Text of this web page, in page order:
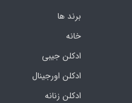
برند ها
خانه
ادکلن جیبی
ادکلن اورجینال
ادکلن زنانه